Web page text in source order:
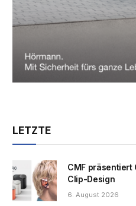
LETZTE
CMF präsentiert
Clip-Design
6. August 2026